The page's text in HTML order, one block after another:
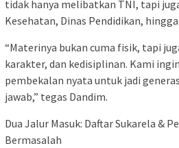
tidak hanya melibatkan TNI, tapi
Kesehatan, Dinas Pendidikan, hingga
“Materinya bukan cuma fisik, tapi
karakter, dan kedisiplinan. Kami
pembekalan nyata untuk jadi
jawab,” tegas Dandim.
Dua Jalur Masuk: Daftar Sukarela &
Bermasalah